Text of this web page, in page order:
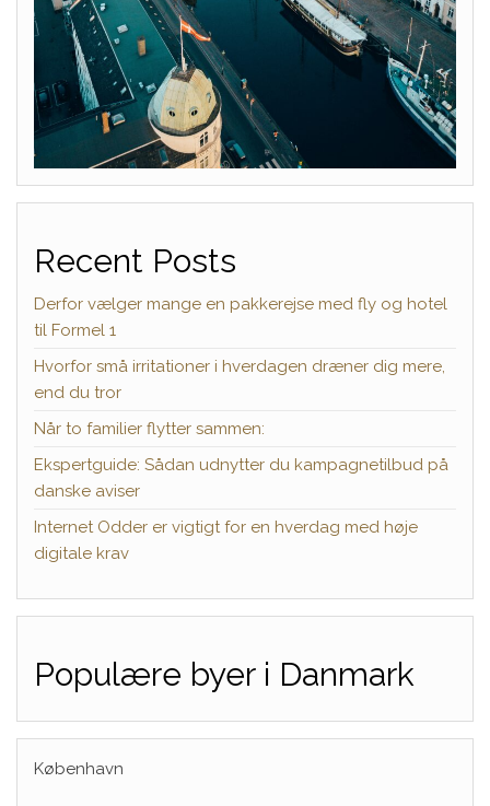
Recent Posts
Derfor vælger mange en pakkerejse med fly og hotel
til Formel 1
Hvorfor små irritationer i hverdagen dræner dig mere,
end du tror
Når to familier flytter sammen:
Ekspertguide: Sådan udnytter du kampagnetilbud på
danske aviser
Internet Odder er vigtigt for en hverdag med høje
digitale krav
Populære byer i Danmark
København